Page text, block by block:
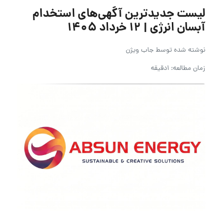
لیست جدیدترین آگهی‌های استخدام
آبسان انرژی | ۱۲ خرداد ۱۴۰۵
نوشته شده توسطجاب ویژن
زمان مطالعه: 1دقیقه